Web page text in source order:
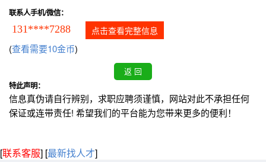
联系人手机/微信：
131****7288 点击查看完整信息
(查看需要10金币)
特此声明：
信息真伪请自行辨别，求职应聘须谨慎，网站对此不承担任何
保证或连带责任! 希望我们的平台能为您带来更多的便利！
[联系客服] [最新找人才]